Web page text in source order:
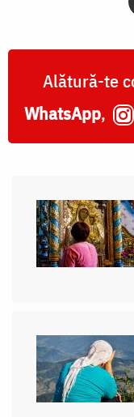
Alătură-te
WhatsApp,